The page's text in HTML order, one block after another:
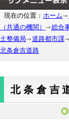
現在の位置： ホーム
（共通の機関）
総合
土整備局
道路都市課
北条倉吉道路
北条倉吉